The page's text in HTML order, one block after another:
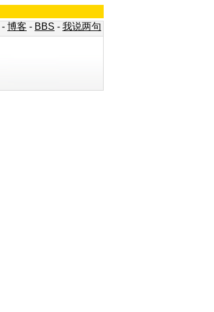
- 博客 - BBS - 我说两句